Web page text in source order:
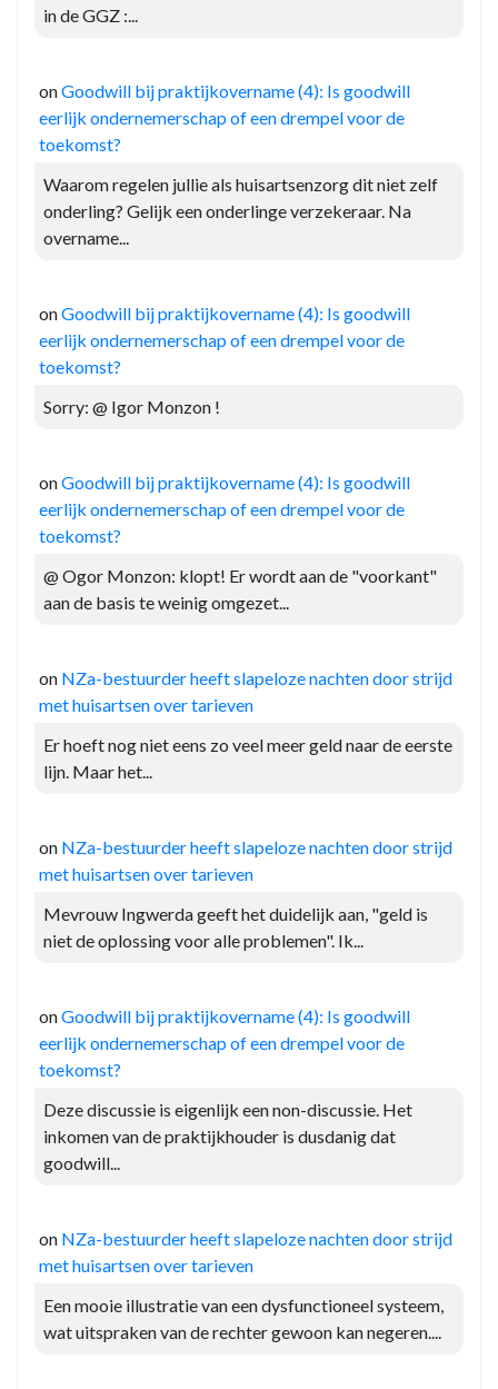
in de GGZ :...
onGoodwill bij praktijkovername (4): Is goodwill
eerlijk ondernemerschap of een drempel voor de
toekomst?
Waarom regelen jullie als huisartsenzorg dit niet zelf
onderling? Gelijk een onderlinge verzekeraar. Na
overname...
onGoodwill bij praktijkovername (4): Is goodwill
eerlijk ondernemerschap of een drempel voor de
toekomst?
Sorry: @ Igor Monzon !
onGoodwill bij praktijkovername (4): Is goodwill
eerlijk ondernemerschap of een drempel voor de
toekomst?
@ Ogor Monzon: klopt! Er wordt aan de "voorkant"
aan de basis te weinig omgezet...
on NZa-bestuurder heeft slapeloze nachten door strijd
met huisartsen over tarieven
Er hoeft nog niet eens zo veel meer geld naar de eerste
lijn. Maar het...
on NZa-bestuurder heeft slapeloze nachten door strijd
met huisartsen over tarieven
Mevrouw Ingwerda geeft het duidelijk aan, "geld is
niet de oplossing voor alle problemen". Ik...
onGoodwill bij praktijkovername (4): Is goodwill
eerlijk ondernemerschap of een drempel voor de
toekomst?
Deze discussie is eigenlijk een non-discussie. Het
inkomen van de praktijkhouder is dusdanig dat
goodwill...
on NZa-bestuurder heeft slapeloze nachten door strijd
met huisartsen over tarieven
Een mooie illustratie van een dysfunctioneel systeem,
wat uitspraken van de rechter gewoon kan negeren....